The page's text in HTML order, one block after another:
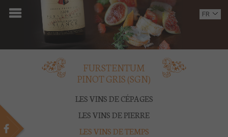
ACCUEIL
DOMAINE
VINS
MULTIMEDIA
FR
FURSTENTUM
PINOT GRIS (SGN)
LES VINS DE CÉPAGES
LES VINS DE PIERRE
LES VINS DE TEMPS